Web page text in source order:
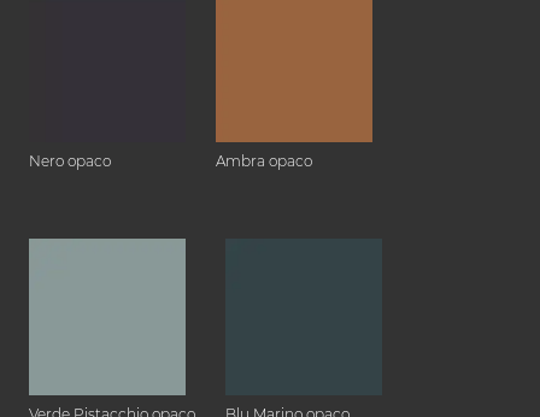
Nero opaco Ambra opaco